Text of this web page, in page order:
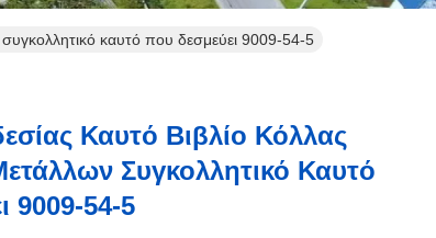
καυτό που δεσμεύει 9009-54-5
Καυτό Βιβλίο Κόλλας
Συγκολλητικό Καυτό
9009-54-5